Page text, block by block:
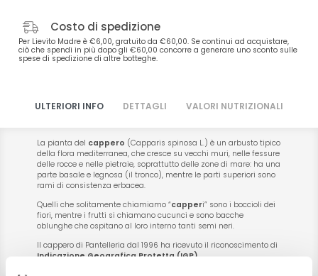
Costo di spedizione
Per Lievito Madre è €6,00, gratuito da €60,00. Se continui ad acquistare,
ciò che spendi in più dopo gli €60,00 concorre a generare uno sconto sulle
spese di spedizione di altre botteghe.
ULTERIORI INFO DETTAGLI VALORI NUTRIZIONALI
La pianta del cappero (Capparis spinosa L.) è un arbusto tipico
della flora mediterranea, che cresce su vecchi muri, nelle fessure
delle rocce e nelle pietraie, soprattutto delle zone di mare: ha una
parte basale e legnosa (il tronco), mentre le parti superiori sono
rami di consistenza erbacea.
Quelli che solitamente chiamiamo “capperi” sono i boccioli dei
fiori, mentre i frutti si chiamano cucunci e sono bacche
oblunghe che ospitano al loro interno tanti semi neri.
Il cappero di Pantelleria dal 1996 ha ricevuto il riconoscimento di
Indicazione Geografica Protetta (IGP)